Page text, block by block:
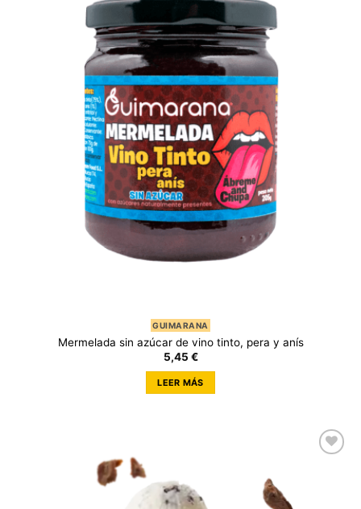
GUIMARANA
Mermelada sin azúcar de vino tinto, pera y anís
5,45 €
LEER MÁS